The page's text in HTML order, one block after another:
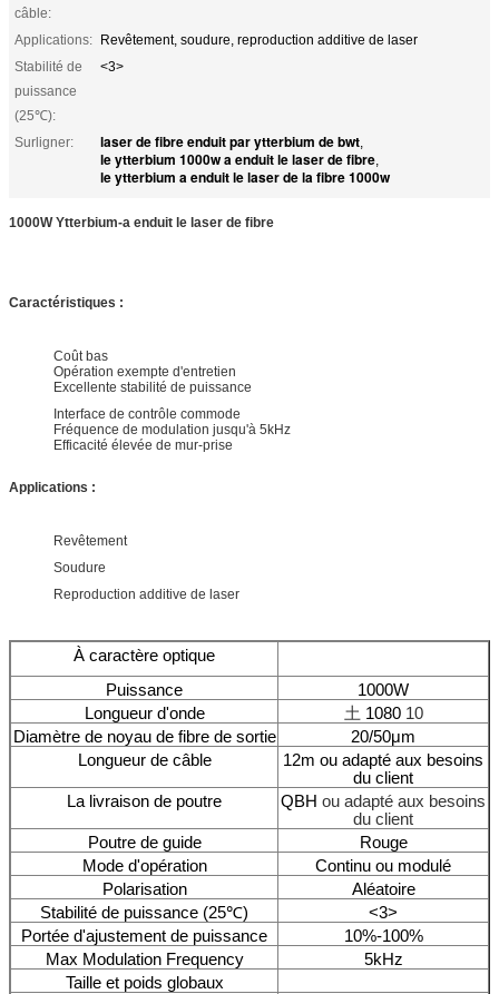
câble:
Applications: Revêtement, soudure, reproduction additive de laser
Stabilité de
puissance
(25℃):
<3>
Surligner: laser de fibre enduit par ytterbium de bwt,
le ytterbium 1000w a enduit le laser de fibre,
le ytterbium a enduit le laser de la fibre 1000w
1000W Ytterbium-a enduit le laser de fibre
Caractéristiques :
Coût bas
Opération exempte d'entretien
Excellente stabilité de puissance
Interface de contrôle commode
Fréquence de modulation jusqu'à 5kHz
Efficacité élevée de mur-prise
Applications :
Revêtement
Soudure
Reproduction additive de laser
À caractère optique
Puissance
1000W
Longueur d'onde
土 1080 10
Diamètre de noyau de fibre de sortie
20/50μm
Longueur de câble
12m ou adapté aux besoins
du client
La livraison de poutre
QBH ou adapté aux besoins
du client
Poutre de guide
Rouge
Mode d'opération
Continu ou modulé
Polarisation
Aléatoire
Stabilité de puissance (25℃)
<3>
Portée d'ajustement de puissance
10%-100%
Max Modulation Frequency
5kHz
Taille et poids globaux